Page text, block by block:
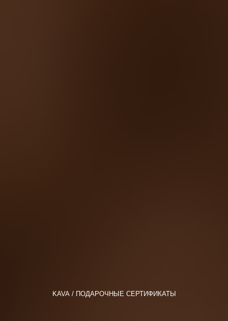
KAVA ПОДАРОЧНЫЕ СЕРТИФИКАТЫ